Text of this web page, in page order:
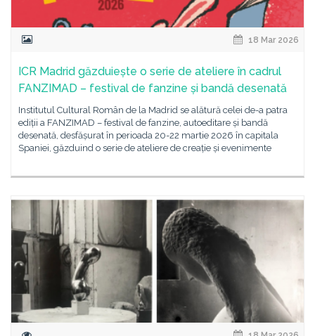
18 Mar 2026
ICR Madrid găzduiește o serie de ateliere în cadrul
FANZIMAD – festival de fanzine și bandă desenată
Institutul Cultural Român de la Madrid se alătură celei de-a patra
ediții a FANZIMAD – festival de fanzine, autoeditare și bandă
desenată, desfășurat în perioada 20-22 martie 2026 în capitala
Spaniei, găzduind o serie de ateliere de creație și evenimente